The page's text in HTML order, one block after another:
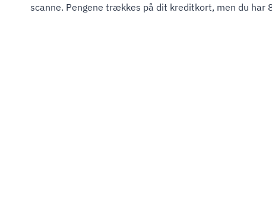
scanne. Pengene trækkes på dit kreditkort, men du har